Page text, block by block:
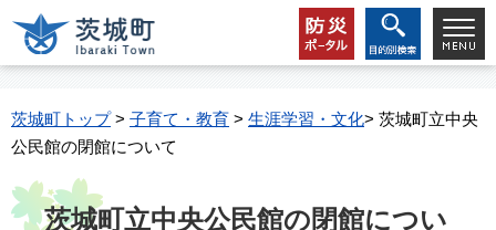
茨城町トップ> 子育て・教育 > 生涯学習・文化> 茨城町立中央
公民館の閉館について
茨城町立中央公民館の閉館につい